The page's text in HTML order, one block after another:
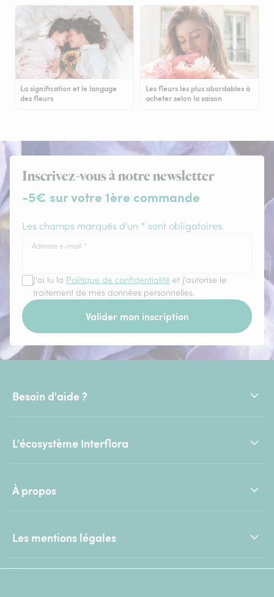
La signification et le langage
des fleurs
Les fleurs les plus abordables à
acheter selon la saison
Inscrivez-vous à notre newsletter
-5€ sur votre 1ère commande
Les champs marqués d'un * sont obligatoires.
Adresse e-mail *
J'ai lu la Politique de confidentialité et j'autorise le
traitement de mes données personnelles.
Valider mon inscription
Besoin d'aide ?
L'écosystème Interflora
À propos
Les mentions légales